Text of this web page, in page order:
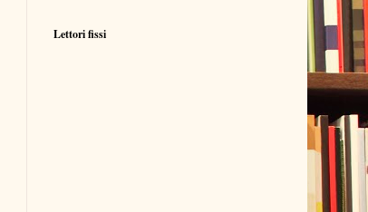
Lettori fissi